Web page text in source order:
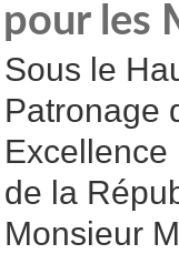
pour les
Sous le
Patronage
Excellence
de la
Monsieur